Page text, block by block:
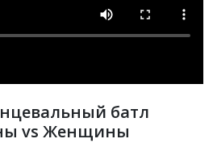
батл
vs Женщины